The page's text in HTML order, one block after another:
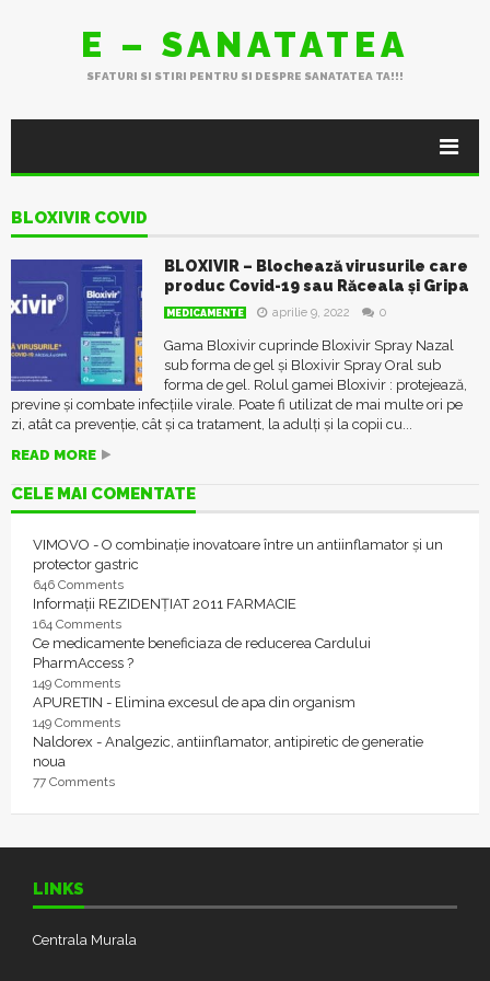
E – SANATATEA
SFATURI SI STIRI PENTRU SI DESPRE SANATATEA TA!!!
BLOXIVIR COVID
BLOXIVIR – Blochează virusurile care
produc Covid-19 sau Răceala și Gripa
MEDICAMENTE aprilie 9, 2022 0
Gama Bloxivir cuprinde Bloxivir Spray Nazal
sub forma de gel și Bloxivir Spray Oral sub
forma de gel. Rolul gamei Bloxivir : protejează,
previne și combate infecțiile virale. Poate fi utilizat de mai multe ori pe
zi, atât ca prevenție, cât și ca tratament, la adulți și la copii cu...
READ MORE
CELE MAI COMENTATE
VIMOVO - O combinație inovatoare între un antiinflamator și un
protector gastric
646 Comments
Informații REZIDENȚIAT 2011 FARMACIE
164 Comments
Ce medicamente beneficiaza de reducerea Cardului
PharmAccess ?
149 Comments
APURETIN - Elimina excesul de apa din organism
149 Comments
Naldorex - Analgezic, antiinflamator, antipiretic de generatie
noua
77 Comments
LINKS
Centrala Murala